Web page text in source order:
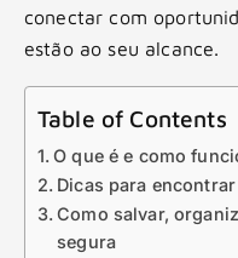
conectar com
estão ao seu alcance.
Table of Contents
O que é e como
Dicas para
Como salvar,
segura